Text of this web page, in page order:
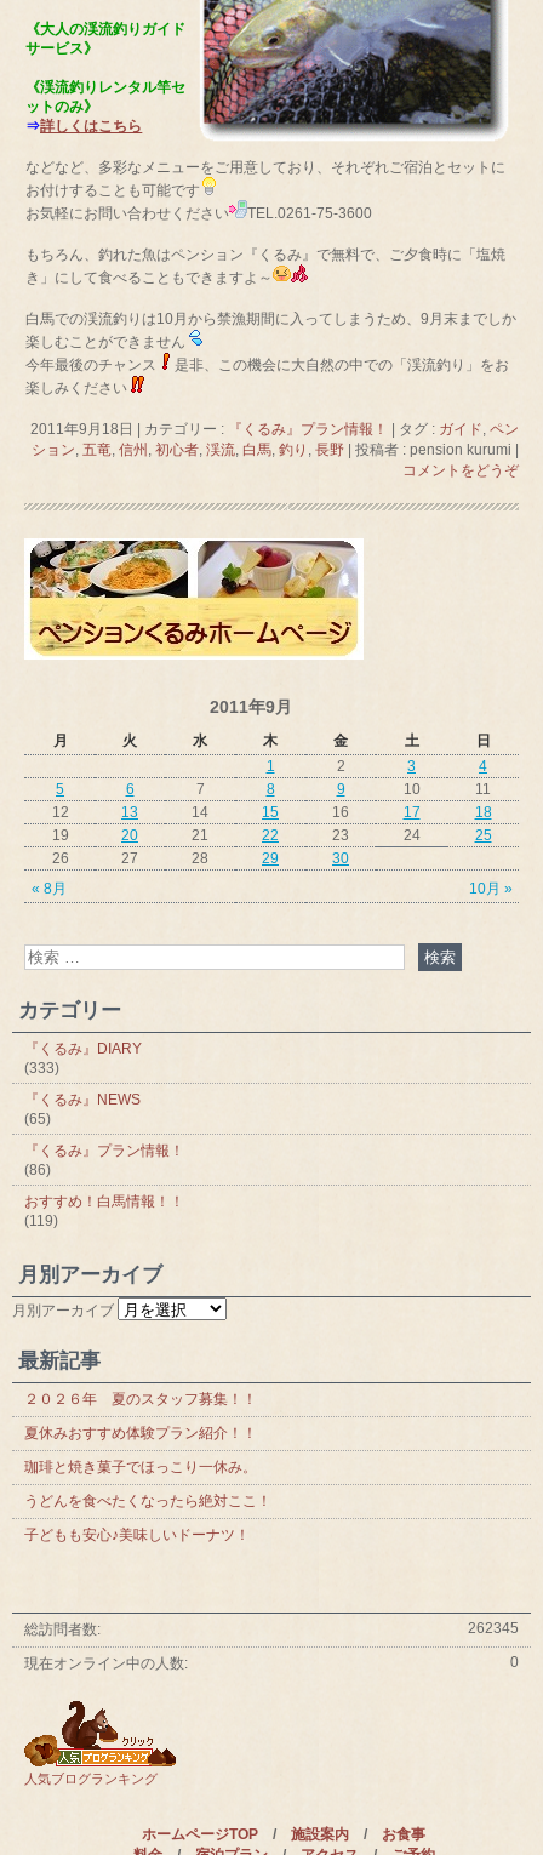
《大人の渓流釣りガイド
サービス》
《渓流釣りレンタル竿セ
ットのみ》
⇒詳しくはこちら
などなど、多彩なメニューをご用意しており、それぞれご宿泊とセットに
お付けすることも可能です
お気軽にお問い合わせください
TEL.0261-75-3600
もちろん、釣れた魚はペンション『くるみ』で無料で、ご夕食時に「塩焼
き」にして食べることもできますよ～
白馬での渓流釣りは10月から禁漁期間に入ってしまうため、9月末までしか
楽しむことができません
今年最後のチャンス
是非、この機会に大自然の中での「渓流釣り」をお
楽しみください
2011年9月18日 カテゴリー : 『くるみ』プラン情報！ タグ : ガイド, ペン
ション, 五竜, 信州 , 初心者, 渓流, 白馬, 釣り , 長野 投稿者 : pension kurumi
コメントをどうぞ
2011年9月
月 火 水 木 金 土 日
« 8月 10月 »
1 2 3
4
5
6 7 8 9 10
11
12
13 14 15 16 17
18
19
20 21 22 23 24
25
26
27 28 29 30
カテゴリー
『くるみ』DIARY
(333)
『くるみ』NEWS
(65)
『くるみ』プラン情報！
(86)
おすすめ！白馬情報！！
(119)
月別アーカイブ
月別アーカイブ
最新記事
２０２６年 夏のスタッフ募集！！
夏休みおすすめ体験プラン紹介！！
珈琲と焼き菓子でほっこり一休み。
うどんを食べたくなったら絶対ここ！
子どもも安心♪美味しいドーナツ！
262345
総訪問者数:
0
現在オンライン中の人数:
人気ブログランキング
ホームページTOP / 施設案内 / お食事